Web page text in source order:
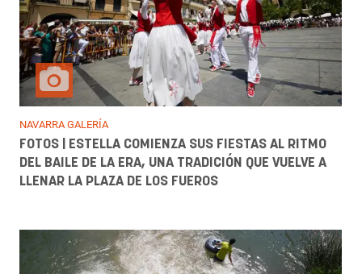
NAVARRA GALERÍA
FOTOS | ESTELLA COMIENZA SUS FIESTAS AL RITMO
DEL BAILE DE LA ERA, UNA TRADICIÓN QUE VUELVE A
LLENAR LA PLAZA DE LOS FUEROS